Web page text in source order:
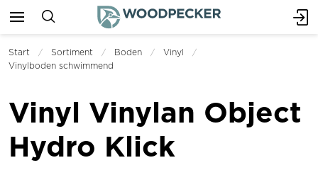
Start Sortiment Boden
Vinyl
Vinylboden schwimmend
Vinyl Vinylan Object
Hydro Klick